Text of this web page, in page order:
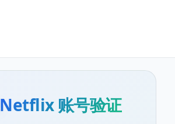
Netflix 账号验证